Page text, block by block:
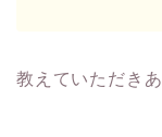
教えていただき